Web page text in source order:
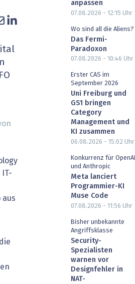
Intelligence
2030
& Insurtech
AV & Digital Signage
IT-
aus
anpassen
07.08.2026 - 12:15 Uhr
Wo sind all die Aliens?
Das Fermi-
Paradoxon
07.08.2026 - 10:46 Uhr
Erster CAS im
September 2026
Uni Freiburg und
GS1 bringen
Category
Management und
KI zusammen
06.08.2026 - 15:02 Uhr
Konkurrenz für OpenAI
und Anthropic
Meta lanciert
Programmier-KI
Muse Code
07.08.2026 - 11:56 Uhr
Bisher unbekannte
Angriffsklasse
Security-
Spezialisten
warnen vor
Designfehler in
NAT-